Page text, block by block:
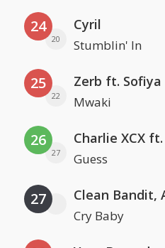
24
20
Cyril
Stumblin' In
25
22
Zerb ft. Sofiya
Mwaki
26
27
Charlie XCX
Guess
27
Cry Baby